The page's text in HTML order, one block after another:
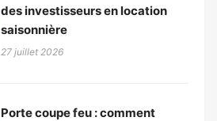
des investisseurs en location
saisonnière
27 juillet 2026
Porte coupe feu : comment